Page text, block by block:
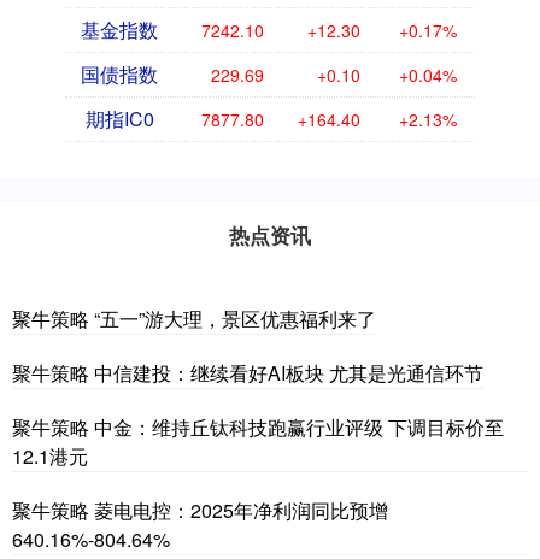
基金指数 7242.10 +12.30 +0.17%
国债指数 229.69 +0.10 +0.04%
期指IC0 7877.80 +164.40 +2.13%
热点资讯
聚牛策略 “五一”游大理，景区优惠福利来了
聚牛策略 中信建投：继续看好AI板块 尤其是光通信环节
聚牛策略 中金：维持丘钛科技跑赢行业评级 下调目标价至
12.1港元
聚牛策略 菱电电控：2025年净利润同比预增
640.16%-804.64%